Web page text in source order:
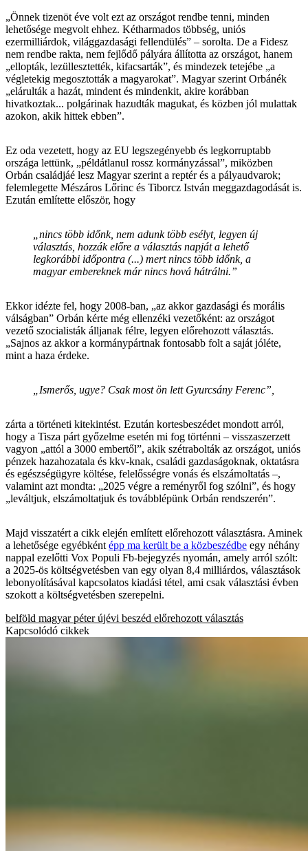
„Önnek tizenöt éve volt ezt az országot rendbe tenni, minden
lehetősége megvolt ehhez. Kétharmados többség, uniós
ezermilliárdok, világgazdasági fellendülés” – sorolta. De a Fidesz
nem rendbe rakta, nem fejlődő pályára állította az országot, hanem
„ellopták, lezüllesztették, kifacsarták”, és mindezek tetejébe „a
végletekig megosztották a magyarokat”. Magyar szerint Orbánék
„elárulták a hazát, mindent és mindenkit, akire korábban
hivatkoztak... polgárinak hazudták magukat, és közben jól mulattak
azokon, akik hittek ebben”.
Ez oda vezetett, hogy az EU legszegényebb és legkorruptabb
országa lettünk, „példátlanul rossz kormányzással”, miközben
Orbán családjáé lesz Magyar szerint a reptér és a pályaudvarok;
felemlegette Mészáros Lőrinc és Tiborcz István meggazdagodását is.
Ezután említette először, hogy
„nincs több időnk, nem adunk több esélyt, legyen új
választás, hozzák előre a választás napját a lehető
legkorábbi időpontra (...) mert nincs több időnk, a
magyar embereknek már nincs hová hátrálni.”
Ekkor idézte fel, hogy 2008-ban, „az akkor gazdasági és morális
válságban” Orbán kérte még ellenzéki vezetőként: az országot
vezető szocialisták álljanak félre, legyen előrehozott választás.
„Sajnos az akkor a kormánypártnak fontosabb folt a saját jóléte,
mint a haza érdeke.
„Ismerős, ugye? Csak most ön lett Gyurcsány Ferenc”,
zárta a történeti kitekintést. Ezután kortesbeszédet mondott arról,
hogy a Tisza párt győzelme esetén mi fog történni – visszaszerzett
vagyon „attól a 3000 embertől”, akik szétrabolták az országot, uniós
pénzek hazahozatala és kkv-knak, családi gazdaságoknak, oktatásra
és egészségügyre költése, felelősségre vonás és elszámoltatás –,
valamint azt mondta: „2025 végre a reményről fog szólni”, és hogy
„leváltjuk, elszámoltatjuk és továbblépünk Orbán rendszerén”.
Majd visszatért a cikk elején említett előrehozott választásra. Aminek
a lehetősége egyébként épp ma került be a közbeszédbe egy néhány
nappal ezelőtti Vox Populi Fb-bejegyzés nyomán, amely arról szólt:
a 2025-ös költségvetésben van egy olyan 8,4 milliárdos, választások
lebonyolításával kapcsolatos kiadási tétel, ami csak választási évben
szokott a költségvetésben szerepelni.
belföld magyar péter újévi beszéd előrehozott választás
Kapcsolódó cikkek